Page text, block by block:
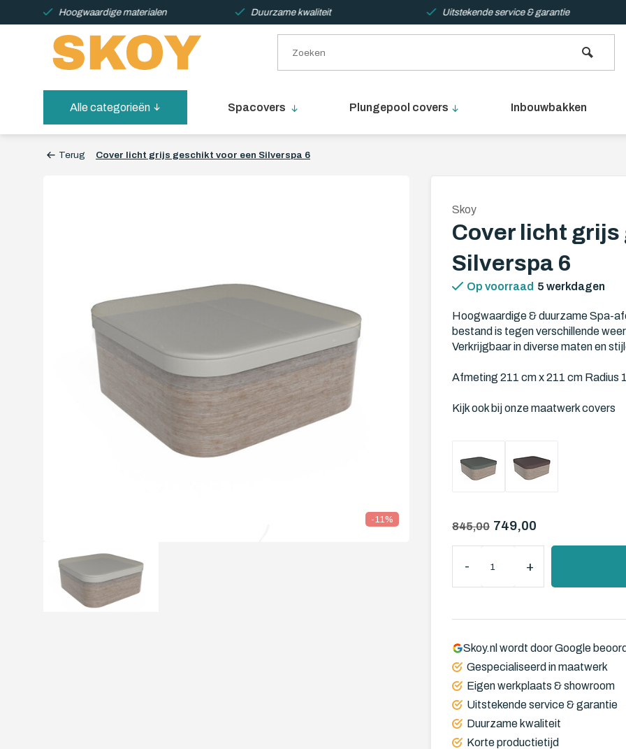
Hoogwaardige materialen Duurzame kwaliteit Uitstekende service & garantie
Alle categorieën Spacovers Plungepool covers Inbouwbakken
Terug Cover licht grijs geschikt voor een Silverspa 6
-11%
Skoy
Cover licht
Silverspa 6
Op voorraad 5 werkdagen
Hoogwaardige & duurzame Spa-
bestand is tegen verschillende
Verkrijgbaar in diverse maten en
Afmeting 211 cm x 211 cm Radius
Kijk ook bij onze maatwerk covers
845,00 749,00
- +
Skoy.nl wordt door Google
Gespecialiseerd in maatwerk
Eigen werkplaats & showroom
Uitstekende service & garantie
Duurzame kwaliteit
Korte productietijd